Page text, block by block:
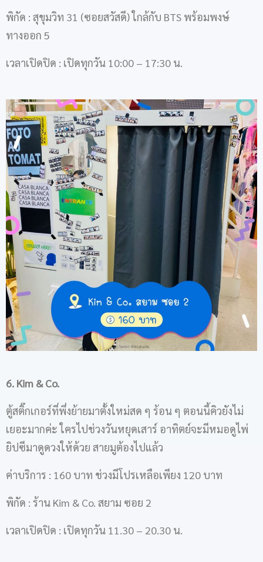
พิกัด : สุขุมวิท 31 (ซอยสวัสดี) ใกล้กับ BTS พร้อมพงษ์
ทางออก 5
เวลาเปิดปิด : เปิดทุกวัน 10:00 – 17:30 น.
6. Kim & Co.
ตู้สติ๊กเกอร์ที่พึ่งย้ายมาตั้งใหม่สด ๆ ร้อน ๆ ตอนนี้คิวยังไม่
เยอะมากค่ะ ใครไปช่วงวันหยุดเสาร์ อาทิตย์จะมีหมอดูไพ่
ยิปซีมาดูดวงให้ด้วย สายมูต้องไปแล้ว
ค่าบริการ : 160 บาท ช่วงมีโปรเหลือเพียง 120 บาท
พิกัด : ร้าน Kim & Co. สยาม ซอย 2
เวลาเปิดปิด : เปิดทุกวัน 11.30 – 20.30 น.